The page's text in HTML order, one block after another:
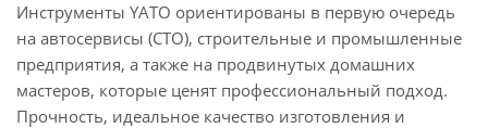
Инструменты YATO ориентированы в первую очередь
на автосервисы (СТО), строительные и промышленные
предприятия, а также на продвинутых домашних
мастеров, которые ценят профессиональный подход.
Прочность, идеальное качество изготовления и